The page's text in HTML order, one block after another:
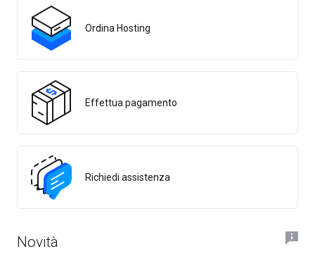
Ordina Hosting
Effettua pagamento
Richiedi assistenza
Novità